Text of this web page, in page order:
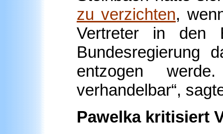
zu verzichten,
Vertreter in den
Bundesregierung
entzogen
verhandelbar“,
Pawelka kritisiert